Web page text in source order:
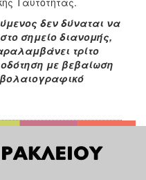
δεν δύναται να
σημείο διανομής,
τρίτο
με βεβαίωση